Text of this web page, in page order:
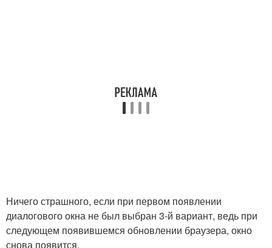
Ничего страшного, если при первом появлении
диалогового окна не был выбран 3-й вариант, ведь при
следующем появившемся обновлении браузера, окно
снова появится.